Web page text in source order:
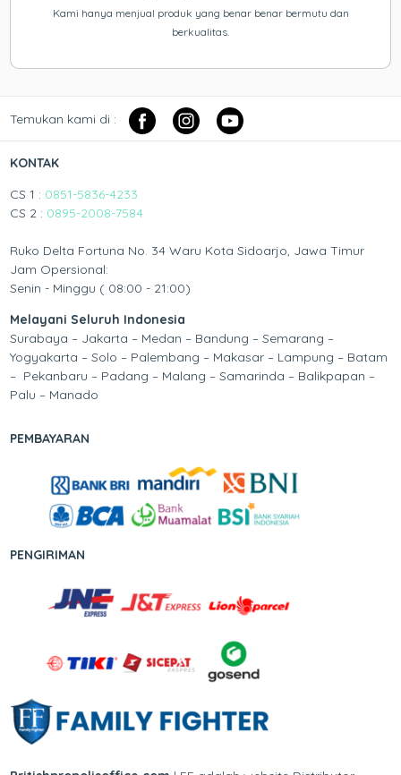
Kami hanya menjual produk yang benar benar bermutu dan
berkualitas.
Temukan kami di :
KONTAK
CS 1 : 0851-5836-4233
CS 2 : 0895-2008-7584
Ruko Delta Fortuna No. 34 Waru Kota Sidoarjo, Jawa Timur
Jam Opersional:
Senin - Minggu ( 08:00 - 21:00)
Melayani Seluruh Indonesia
Surabaya – Jakarta – Medan – Bandung – Semarang –
Yogyakarta – Solo – Palembang – Makasar – Lampung – Batam
– Pekanbaru – Padang – Malang – Samarinda – Balikpapan –
Palu – Manado
PEMBAYARAN
PENGIRIMAN